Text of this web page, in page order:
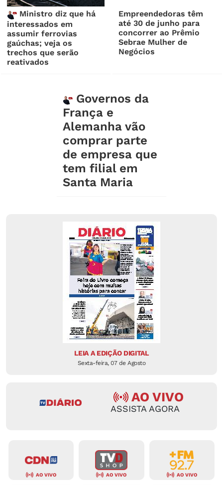
Ministro diz que há
interessados em
assumir ferrovias
gaúchas; veja os
trechos que serão
reativados
Empreendedoras têm
até 30 de junho para
concorrer ao Prêmio
Sebrae Mulher de
Negócios
Governos da
França e
Alemanha vão
comprar parte
de empresa que
tem filial em
Santa Maria
LEIA A EDIÇÃO DIGITAL
Sexta-feira, 07 de Agosto
AO VIVO
ASSISTA AGORA
AO VIVO AO VIVO AO VIVO